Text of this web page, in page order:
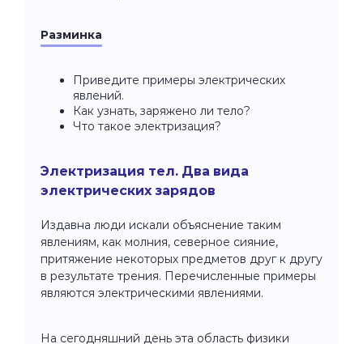
Разминка
Приведите примеры электрических
явлений.
Как узнать, заряжено ли тело?
Что такое электризация?
Электризация тел. Два вида
электрических зарядов
Издавна люди искали объяснение таким
явлениям, как молния, северное сияние,
притяжение некоторых предметов друг к другу
в результате трения. Перечисленные примеры
являются электрическими явлениями.
На сегодняшний день эта область физики